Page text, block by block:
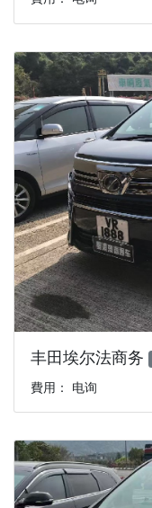
丰田埃尔法商务
費用： 电询